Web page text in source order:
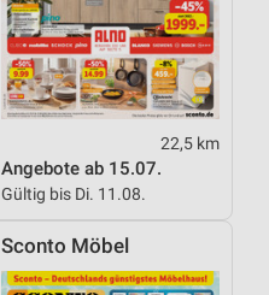
22,5 km
Angebote ab 15.07.
Gültig bis Di. 11.08.
Sconto Möbel